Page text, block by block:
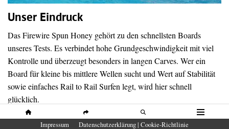
SHARE SUCHE
Unser Eindruck
Das Firewire Spun Honey gehört zu den schnellsten Boards
unseres Tests. Es verbindet hohe Grundgeschwindigkeit mit viel
Kontrolle und überzeugt besonders in langen Carves. Wer ein
Board für kleine bis mittlere Wellen sucht und Wert auf Stabilität
sowie einfaches Rail to Rail Surfen legt, wird hier schnell
glücklich.
Impressum Datenschutzerklärung | Cookie-Richtlinie